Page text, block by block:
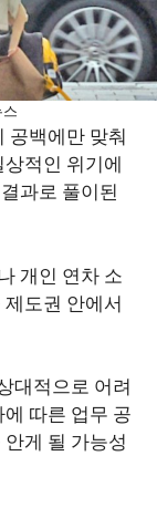
공백에만 맞춰
적인 위기에
과로 풀이된
개인 연차 소
도권 안에서
대적으로 어려
따른 업무 공
게 될 가능성